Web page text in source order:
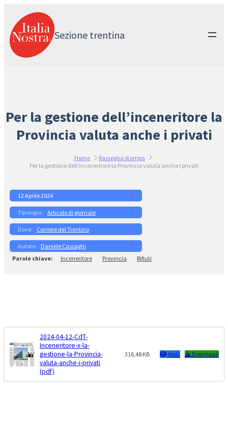
contenuto
Sezione trentina
Per la gestione dell’inceneritore la
Provincia valuta anche i privati
Home
Rassegna stampa
Per la gestione dell’inceneritore la Provincia valuta anche i privati
12 Aprile 2024
Articolo di giornale
Corriere del Trentino
Daniele Cassaghi
Inceneritore
Provincia Rifiuti
2024-04-12-CdT-
Inceneritore-x-la-
gestione-la-Provincia-
valuta-anche-i-privati
(pdf)
316,48 KB Vedi Download